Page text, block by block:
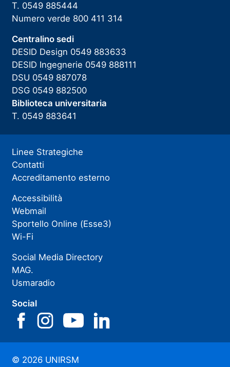
T. 0549 885444
Numero verde 800 411 314
Centralino sedi
DESID Design 0549 883633
DESID Ingegnerie 0549 888111
DSU 0549 887078
DSG 0549 882500
Biblioteca universitaria
T. 0549 883641
Linee Strategiche
Contatti
Accreditamento esterno
Accessibilità
Webmail
Sportello Online (Esse3)
Wi-Fi
Social Media Directory
MAG.
Usmaradio
Social
© 2026 UNIRSM